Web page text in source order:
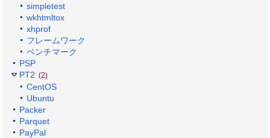
simpletest
wkhtmltox
xhprof
フレームワーク
ベンチマーク
PSP
PT2 (2)
CentOS
Ubuntu
Packer
Parquet
PayPal